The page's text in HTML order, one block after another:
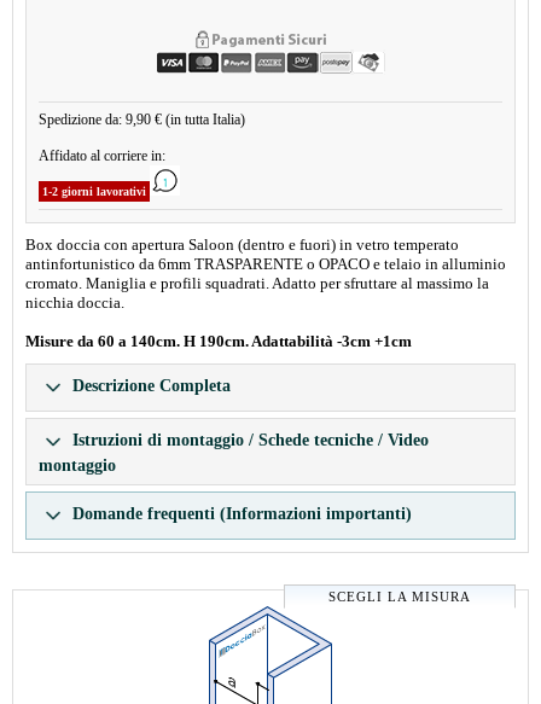
Spedizione da: 9,90 € (in tutta Italia)
Affidato al corriere in:
1-2 giorni lavorativi
Box doccia con apertura Saloon (dentro e fuori) in vetro temperato
antinfortunistico da 6mm TRASPARENTE o OPACO e telaio in alluminio
cromato. Maniglia e profili squadrati. Adatto per sfruttare al massimo la
nicchia doccia.
Misure da 60 a 140cm. H 190cm. Adattabilità -3cm +1cm
Descrizione Completa
Istruzioni di montaggio / Schede tecniche / Video
montaggio
Domande frequenti (Informazioni importanti)
SCEGLI LA MISURA